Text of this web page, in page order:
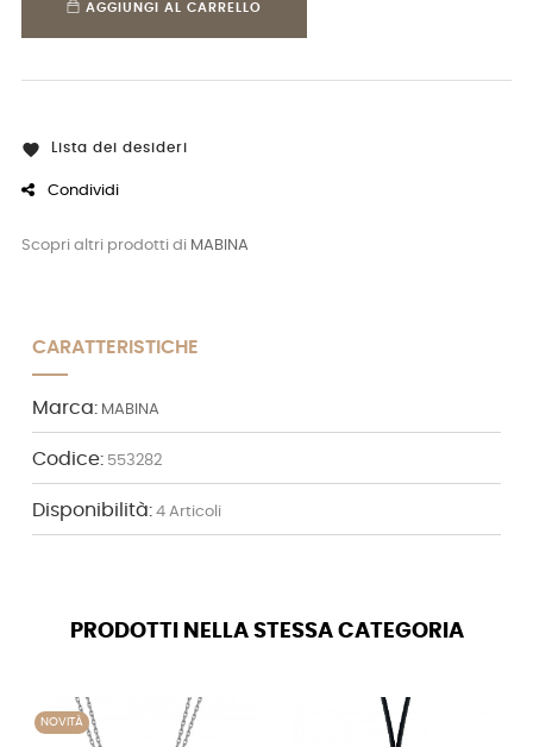
AGGIUNGI AL CARRELLO
 Lista dei desideri
Condividi
Scopri altri prodotti di MABINA
CARATTERISTICHE
Marca: MABINA
Codice: 553282
Disponibilità: 4 Articoli
PRODOTTI NELLA STESSA CATEGORIA
NOVITÀ